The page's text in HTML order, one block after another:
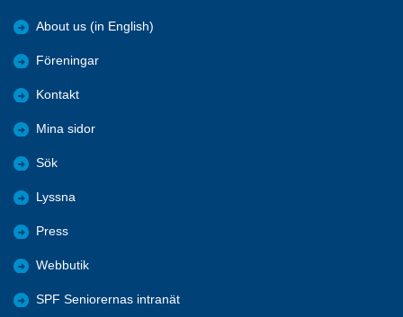
About us (in English)
Föreningar
Kontakt
Mina sidor
Sök
Lyssna
Press
Webbutik
SPF Seniorernas intranät